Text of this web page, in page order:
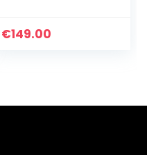
kabelgebunden,
€149.00